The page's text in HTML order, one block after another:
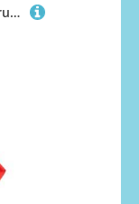
TOYANDONA PVC Aufbewahrungstasche Transparent mit Schulterriemen Große Kapazität Staubdicht Tragbar für Baumwollpuppen Kleine Figuren Organizer